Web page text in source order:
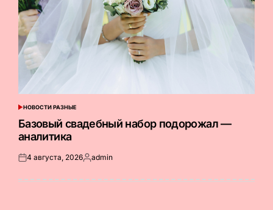
ОПУБЛИКОВАНО
В
НОВОСТИ РАЗНЫЕ
Базовый свадебный набор подорожал —
аналитика
Опубликовано
4 августа, 2026Запись
admin